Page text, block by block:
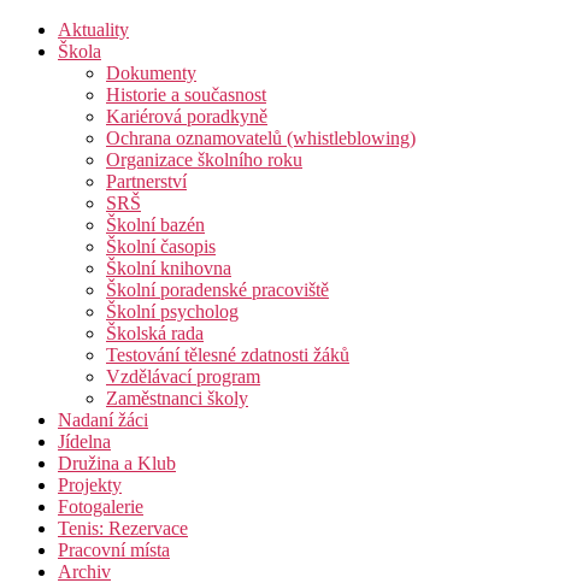
Aktuality
Škola
Dokumenty
Historie a současnost
Kariérová poradkyně
Ochrana oznamovatelů (whistleblowing)
Organizace školního roku
Partnerství
SRŠ
Školní bazén
Školní časopis
Školní knihovna
Školní poradenské pracoviště
Školní psycholog
Školská rada
Testování tělesné zdatnosti žáků
Vzdělávací program
Zaměstnanci školy
Nadaní žáci
Jídelna
Družina a Klub
Projekty
Fotogalerie
Tenis: Rezervace
Pracovní místa
Archiv